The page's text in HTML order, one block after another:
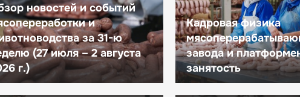
новостей и событий
и
за 31-ю
(27 июля – 2 августа
г.)
Кадровая физика
завода и
занятость